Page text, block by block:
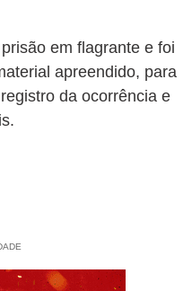
em flagrante e foi
apreendido, para
da ocorrência e